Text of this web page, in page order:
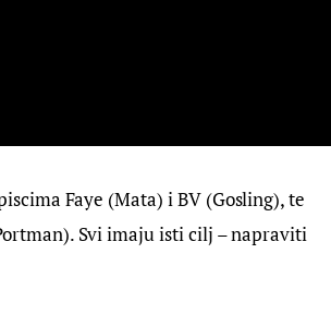
Faye (Mata) i BV (Gosling), te
Svi imaju isti cilj – napraviti